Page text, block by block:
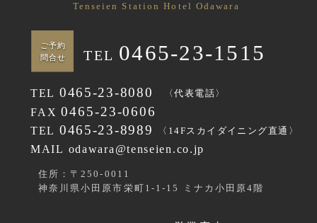
住所：〒250-0011
神奈川県小田原市栄町1-1-15 ミナカ小田原4階
TEL 0465-23-8080 〈代表電話〉
FAX 0465-23-0606
〈14Fスカイダイニング直通〉
TEL 0465-23-8989
MAIL odawara@tenseien.co.jp
TEL 0465-23-1515
ご予約
問合せ
Tenseien Station Hotel Odawara